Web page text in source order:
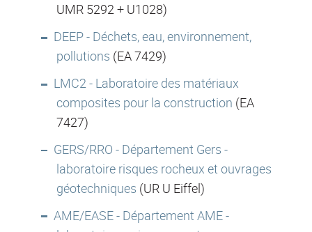
UMR 5292 + U1028)
DEEP - Déchets, eau, environnement,
pollutions (EA 7429)
LMC2 - Laboratoire des matériaux
composites pour la construction (EA
7427)
GERS/RRO - Département Gers -
laboratoire risques rocheux et ouvrages
géotechniques (UR U Eiffel)
AME/EASE - Département AME -